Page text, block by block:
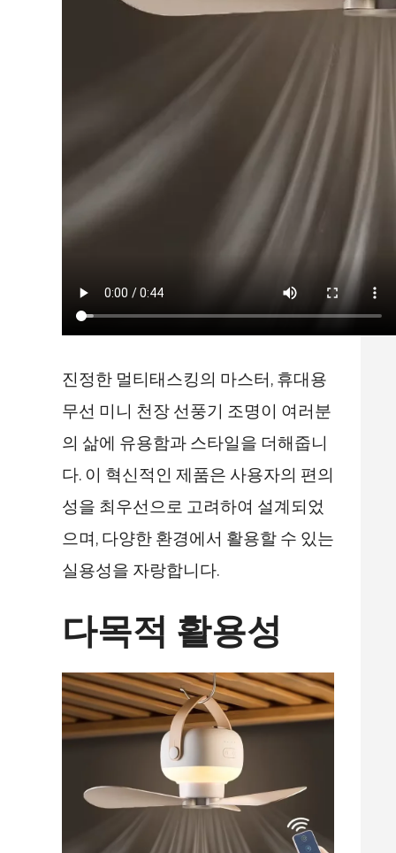
진정한 멀티태스킹의 마스터, 휴대용
무선 미니 천장 선풍기 조명이 여러분
의 삶에 유용함과 스타일을 더해줍니
다. 이 혁신적인 제품은 사용자의 편의
성을 최우선으로 고려하여 설계되었
으며, 다양한 환경에서 활용할 수 있는
실용성을 자랑합니다.
다목적 활용성